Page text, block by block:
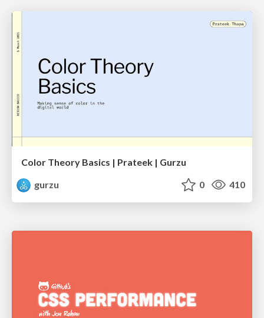
Color Theory Basics | Prateek | Gurzu
gurzu
0 410